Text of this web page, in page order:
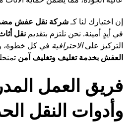
إن اختيارك لنا كـشركة نقل عفش
في أيدٍ أمينة. نحن نلتزم بتقديمنقل
التركيز علىالاحترافية في كل خطوة،
العفش بخدمة تغليف وتغليف آمن
فريق العمل
وأدوات النقل